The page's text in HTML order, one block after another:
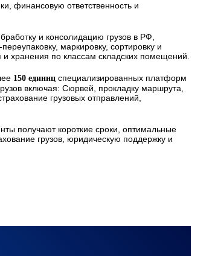
финансовую ответственность и
и консолидацию грузов в РФ,
маркировку, сортировку и
и хранения по классам складских помещений.
150 единиц специализированных платформ
включая: Сюрвей, прокладку маршрута,
грузовых отправлений,
получают короткие сроки, оптимальные
грузов, юридическую поддержку и